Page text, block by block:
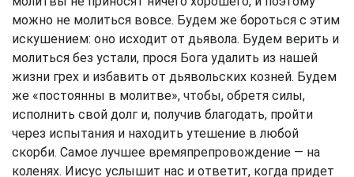
можно не молиться вовсе. Будем же бороться с этим
искушением: оно исходит от дьявола. Будем верить и
молиться без устали, прося Бога удалить из нашей
жизни грех и избавить от дьявольских козней. Будем
же «постоянны в молитве», чтобы, обретя силы,
исполнить свой долг и, получив благодать, пройти
через испытания и находить утешение в любой
скорби. Самое лучшее времяпрепровождение — на
коленях. Иисус услышит нас и ответит, когда придет